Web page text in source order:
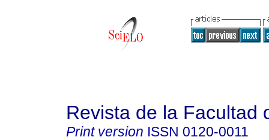
Revista de la Facultad
Print version ISSN 0120-0011